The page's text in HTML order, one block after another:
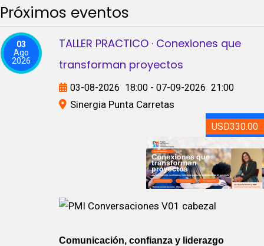
Próximos eventos
03
Ago
2026
TALLER PRACTICO · Conexiones que
transforman proyectos
03-08-2026 18:00 - 07-09-2026 21:00
Sinergia Punta Carretas
USD330.00
Comunicación, confianza y liderazgo